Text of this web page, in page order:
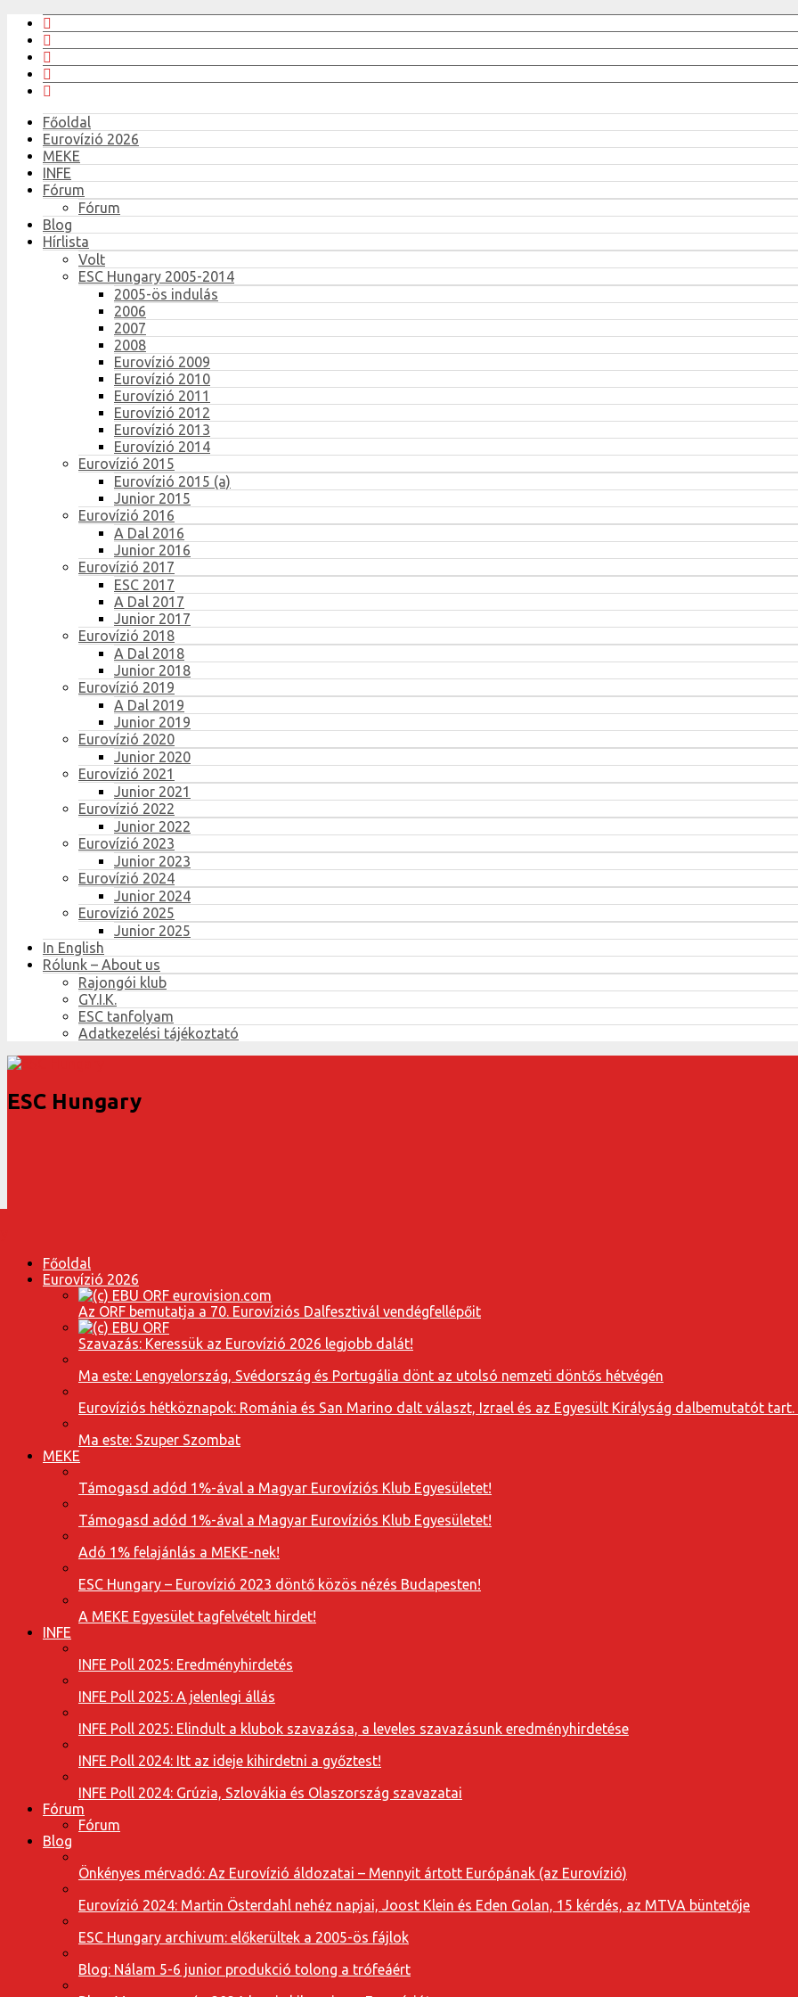
Főoldal
Eurovízió 2026
MEKE
INFE
Fórum
Fórum
Blog
Hírlista
Volt
ESC Hungary 2005-2014
2005-ös indulás
2006
2007
2008
Eurovízió 2009
Eurovízió 2010
Eurovízió 2011
Eurovízió 2012
Eurovízió 2013
Eurovízió 2014
Eurovízió 2015
Eurovízió 2015 (a)
Junior 2015
Eurovízió 2016
A Dal 2016
Junior 2016
Eurovízió 2017
ESC 2017
A Dal 2017
Junior 2017
Eurovízió 2018
A Dal 2018
Junior 2018
Eurovízió 2019
A Dal 2019
Junior 2019
Eurovízió 2020
Junior 2020
Eurovízió 2021
Junior 2021
Eurovízió 2022
Junior 2022
Eurovízió 2023
Junior 2023
Eurovízió 2024
Junior 2024
Eurovízió 2025
Junior 2025
In English
Rólunk – About us
Rajongói klub
GY.I.K.
ESC tanfolyam
Adatkezelési tájékoztató
ESC Hungary
Főoldal
Eurovízió 2026
Az ORF bemutatja a 70. Eurovíziós Dalfesztivál vendégfellépőit
Szavazás: Keressük az Eurovízió 2026 legjobb dalát!
Ma este: Lengyelország, Svédország és Portugália dönt az utolsó nemzeti döntős hétvégén
Eurovíziós hétköznapok: Románia és San Marino dalt választ, Izrael és az Egyesült Királyság dalbemutatót tart.
Ma este: Szuper Szombat
MEKE
Támogasd adód 1%-ával a Magyar Eurovíziós Klub Egyesületet!
Támogasd adód 1%-ával a Magyar Eurovíziós Klub Egyesületet!
Adó 1% felajánlás a MEKE-nek!
ESC Hungary – Eurovízió 2023 döntő közös nézés Budapesten!
A MEKE Egyesület tagfelvételt hirdet!
INFE
INFE Poll 2025: Eredményhirdetés
INFE Poll 2025: A jelenlegi állás
INFE Poll 2025: Elindult a klubok szavazása, a leveles szavazásunk eredményhirdetése
INFE Poll 2024: Itt az ideje kihirdetni a győztest!
INFE Poll 2024: Grúzia, Szlovákia és Olaszország szavazatai
Fórum
Fórum
Blog
Önkényes mérvadó: Az Eurovízió áldozatai – Mennyit ártott Európának (az Eurovízió)
Eurovízió 2024: Martin Österdahl nehéz napjai, Joost Klein és Eden Golan, 15 kérdés, az MTVA büntetője
ESC Hungary archivum: előkerültek a 2005-ös fájlok
Blog: Nálam 5-6 junior produkció tolong a trófeáért